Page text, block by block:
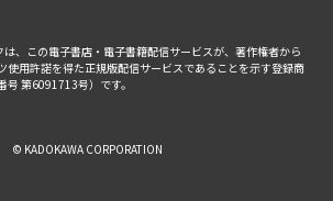
は、この電子書店・電子書籍配信サービスが、著作権者から
使用許諾を得た正規版配信サービスであることを示す登録商
号 第6091713号）です。
© KADOKAWA CORPORATION